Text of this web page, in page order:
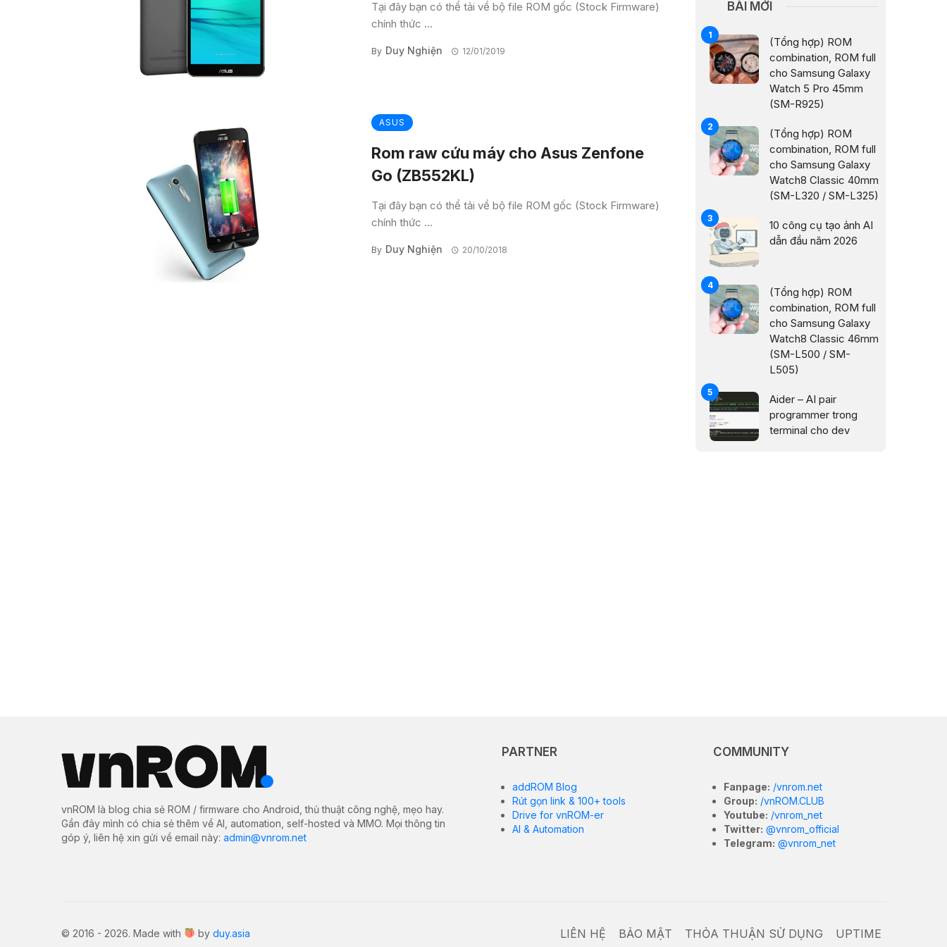
Tại đây bạn có thể tải về bộ file ROM gốc (Stock Firmware)
chính thức ...
By Duy Nghiện 12/01/2019
ASUS
Rom raw cứu máy cho Asus Zenfone
Go (ZB552KL)
Tại đây bạn có thể tải về bộ file ROM gốc (Stock Firmware)
chính thức ...
By Duy Nghiện 20/10/2018
BÀI MỚI
(Tổng hợp) ROM
combination, ROM full
cho Samsung Galaxy
Watch 5 Pro 45mm
(SM-R925)
(Tổng hợp) ROM
combination, ROM full
cho Samsung Galaxy
Watch8 Classic 40mm
(SM-L320 / SM-L325)
10 công cụ tạo ảnh AI
dẫn đầu năm 2026
(Tổng hợp) ROM
combination, ROM full
cho Samsung Galaxy
Watch8 Classic 46mm
(SM-L500 / SM-
L505)
Aider – AI pair
programmer trong
terminal cho dev
vnROM là blog chia sẻ ROM / firmware cho Android, thủ thuật công nghệ, mẹo hay.
Gần đây mình có chia sẻ thêm về AI, automation, self-hosted và MMO. Mọi thông tin
góp ý, liên hệ xin gửi về email này: admin@vnrom.net
PARTNER
addROM Blog
Rút gọn link & 100+ tools
Drive for vnROM-er
AI & Automation
COMMUNITY
Fanpage: /vnrom.net
Group: /vnROM.CLUB
Youtube: /vnrom_net
Twitter: @vnrom_official
Telegram: @vnrom_net
© 2016 - 2026. Made with by duy.asia LIÊN HỆ BẢO MẬT THỎA THUẬN SỬ DỤNG UPTIME